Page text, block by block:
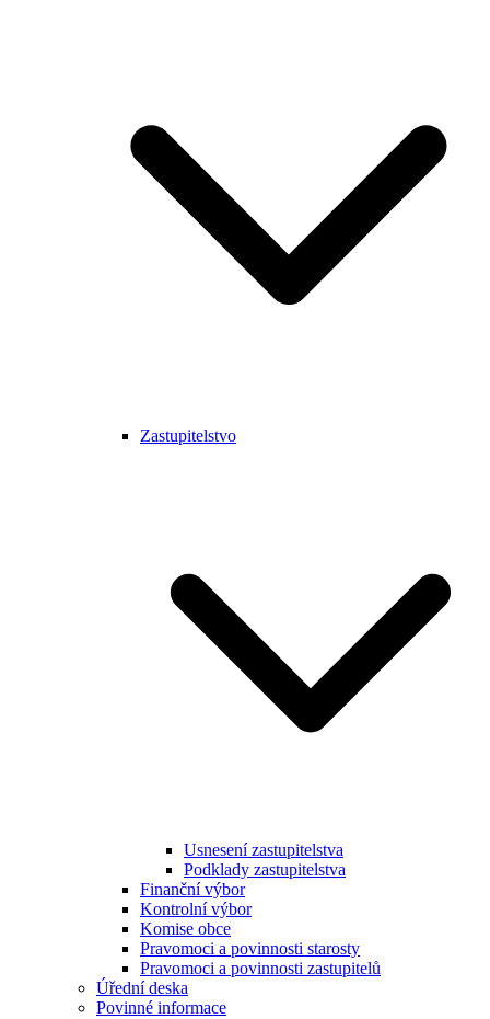
Zastupitelstvo
Usnesení zastupitelstva
Podklady zastupitelstva
Finanční výbor
Kontrolní výbor
Komise obce
Pravomoci a povinnosti starosty
Pravomoci a povinnosti zastupitelů
Úřední deska
Povinné informace